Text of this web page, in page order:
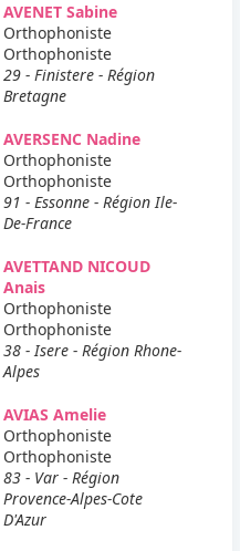
AVENET Sabine
Orthophoniste
Orthophoniste
29 - Finistere - Région
Bretagne
AVERSENC Nadine
Orthophoniste
Orthophoniste
91 - Essonne - Région Ile-
De-France
AVETTAND NICOUD
Anais
Orthophoniste
Orthophoniste
38 - Isere - Région Rhone-
Alpes
AVIAS Amelie
Orthophoniste
Orthophoniste
83 - Var - Région
Provence-Alpes-Cote
D'Azur